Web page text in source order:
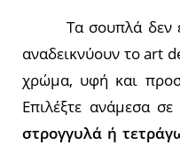
Τα σουπλά δεν
αναδεικνύουν το art
χρώμα, υφή και
Επιλέξτε ανάμεσα σε
στρογγυλά ή